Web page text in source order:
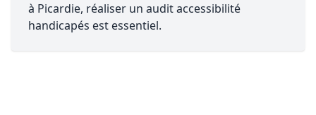
à Picardie, réaliser un audit accessibilité
handicapés est essentiel.